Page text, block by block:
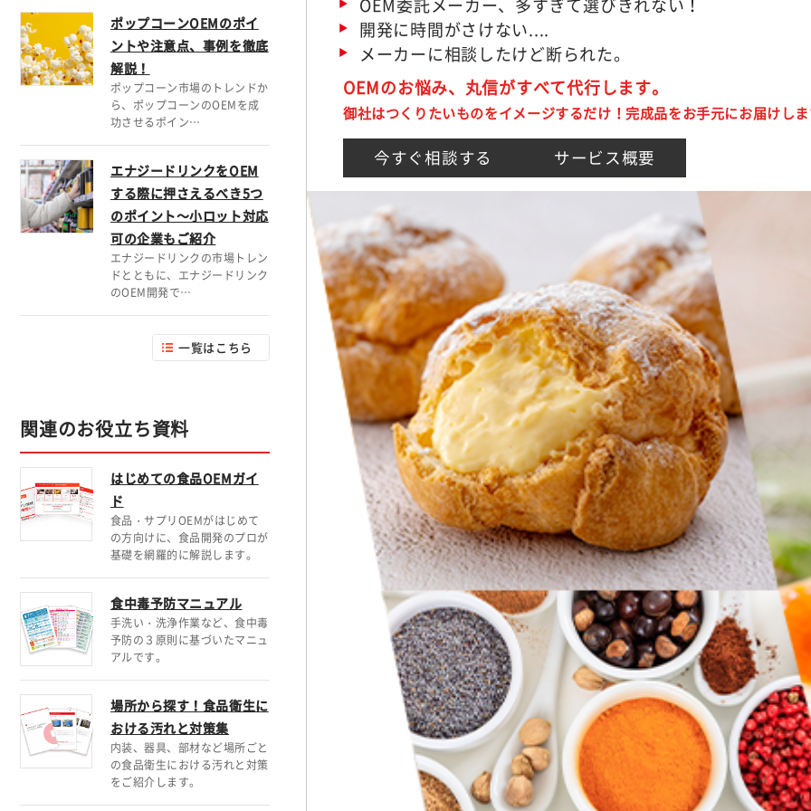
ポップコーンOEMのポイ
ントや注意点、事例を徹底
解説！
ポップコーン市場のトレンドか
ら、ポップコーンのOEMを成
功させるポイン…
エナジードリンクをOEM
する際に押さえるべき5つ
のポイント～小ロット対応
可の企業もご紹介
エナジードリンクの市場トレン
ドとともに、エナジードリンク
のOEM開発で…
一覧はこちら
関連のお役立ち資料
はじめての食品OEMガイ
ド
食品・サプリOEMがはじめて
の方向けに、食品開発のプロが
基礎を網羅的に解説します。
食中毒予防マニュアル
手洗い・洗浄作業など、食中毒
予防の３原則に基づいたマニュ
アルです。
場所から探す！食品衛生に
おける汚れと対策集
内装、器具、部材など場所ごと
の食品衛生における汚れと対策
をご紹介します。
OEM委託メーカー、多すぎて選びきれない！
開発に時間がさけない....
メーカーに相談したけど断られた。
OEMのお悩み、丸信がすべて代行します。
御社はつくりたいものをイメージするだけ！完成品をお手元にお届けし
今すぐ相談する サービス概要